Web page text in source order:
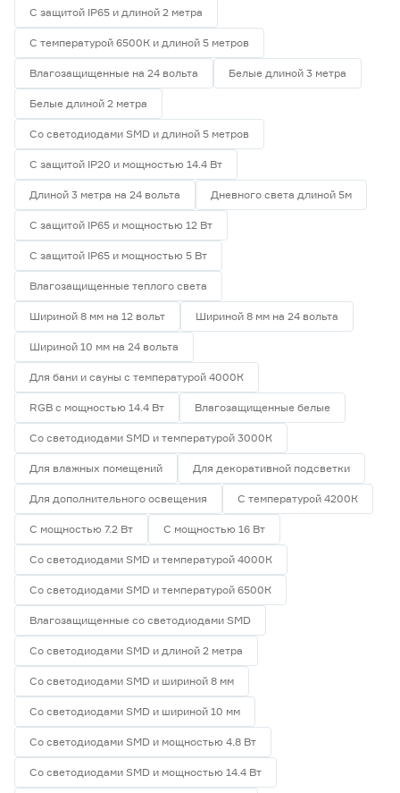
С защитой IP65 и длиной 2 метра
С температурой 6500К и длиной 5 метров
Влагозащищенные на 24 вольта Белые длиной 3 метра
Белые длиной 2 метра
Со светодиодами SMD и длиной 5 метров
С защитой IP20 и мощностью 14.4 Вт
Длиной 3 метра на 24 вольта Дневного света длиной 5м
С защитой IP65 и мощностью 12 Вт
С защитой IP65 и мощностью 5 Вт
Влагозащищенные теплого света
Шириной 8 мм на 12 вольт Шириной 8 мм на 24 вольта
Шириной 10 мм на 24 вольта
Для бани и сауны с температурой 4000К
RGB с мощностью 14.4 Вт Влагозащищенные белые
Со светодиодами SMD и температурой 3000К
Для влажных помещений Для декоративной подсветки
Для дополнительного освещения С температурой 4200К
С мощностью 7.2 Вт С мощностью 16 Вт
Со светодиодами SMD и температурой 4000К
Со светодиодами SMD и температурой 6500К
Влагозащищенные со светодиодами SMD
Со светодиодами SMD и длиной 2 метра
Со светодиодами SMD и шириной 8 мм
Со светодиодами SMD и шириной 10 мм
Со светодиодами SMD и мощностью 4.8 Вт
Со светодиодами SMD и мощностью 14.4 Вт